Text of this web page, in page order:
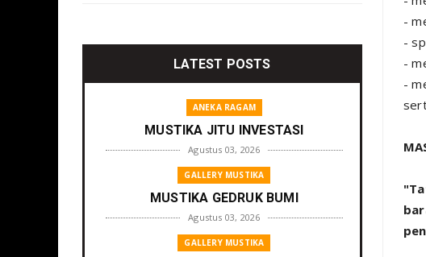
-
-
-
-
LATEST POSTS
ANEKA RAGAM
MUSTIKA JITU INVESTASI
Agustus 03, 2026
GALLERY MUSTIKA
MUSTIKA GEDRUK BUMI
Agustus 03, 2026
GALLERY MUSTIKA